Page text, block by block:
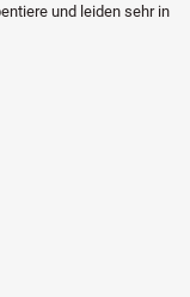
und leiden sehr in